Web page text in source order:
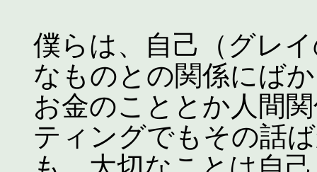
僕らは、自己（グレ
なものとの関係にば
お金のこととか人間
ティングでもその話